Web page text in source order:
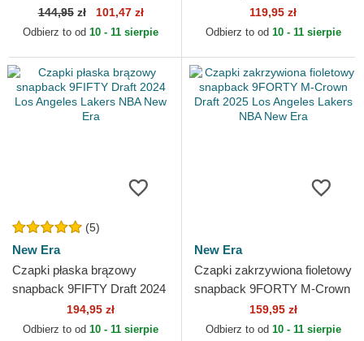
9TWENTY Tip Off 2023 Los
Angeles Lakers NBA New
144,95zł 101,47 zł
Odbierz to od 10 - 11 sierpie
League Essential New York
Yankees MLB New Era
119,95 zł
Odbierz to od 10 - 11 sierpie
(5)
New Era
Czapki płaska brązowy
snapback 9FIFTY Draft 2024
Los Angeles Lakers NBA
New Era
194,95 zł
Odbierz to od 10 - 11 sierpie
New Era
Czapki zakrzywiona fioletowy
snapback 9FORTY M-Crown
Draft 2025 Los Angeles
Lakers NBA New Era
159,95 zł
Odbierz to od 10 - 11 sierpie